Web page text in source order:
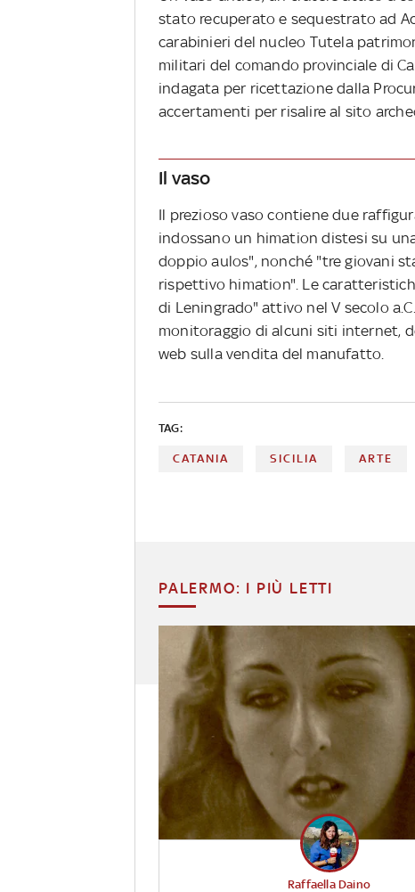
stato recuperato e sequestrato ad
carabinieri del nucleo Tutela
militari del comando provinciale di
indagata per ricettazione dalla
accertamenti per risalire al sito
Il vaso
Il prezioso vaso contiene due
indossano un himation distesi su
doppio aulos", nonché "tre giovani
rispettivo himation". Le
di Leningrado" attivo nel V secolo
monitoraggio di alcuni siti internet,
web sulla vendita del manufatto.
TAG:
CATANIA SICILIA ARTE
PALERMO: I PIÙ LETTI
Raffaella Daino